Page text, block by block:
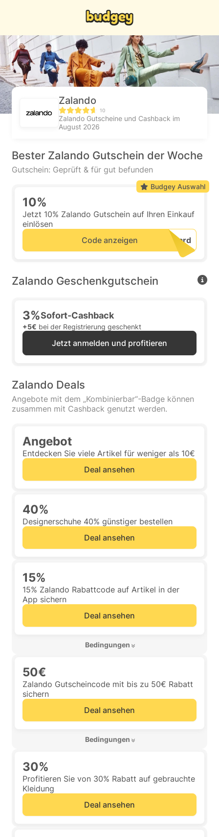
Zalando
10
Zalando Gutscheine und Cashback im
August 2026
Bester Zalando Gutschein der Woche
Gutschein: Geprüft & für gut befunden
10%
Jetzt 10% Zalando Gutschein auf Ihren Einkauf
einlösen
Code anzeigen
Budgey Auswahl
Zalando Geschenkgutschein
3%Sofort-Cashback
+5€ bei der Registrierung geschenkt
Jetzt anmelden und profitieren
Zalando Deals
Angebote mit dem „Kombinierbar“-Badge können
zusammen mit Cashback genutzt werden.
Angebot
Entdecken Sie viele Artikel für weniger als 10€
Deal ansehen
40%
Designerschuhe 40% günstiger bestellen
Deal ansehen
15%
15% Zalando Rabattcode auf Artikel in der
App sichern
Deal ansehen
Bedingungen
50€
Zalando Gutscheincode mit bis zu 50€ Rabatt
sichern
Deal ansehen
Bedingungen
30%
Profitieren Sie von 30% Rabatt auf gebrauchte
Kleidung
Deal ansehen